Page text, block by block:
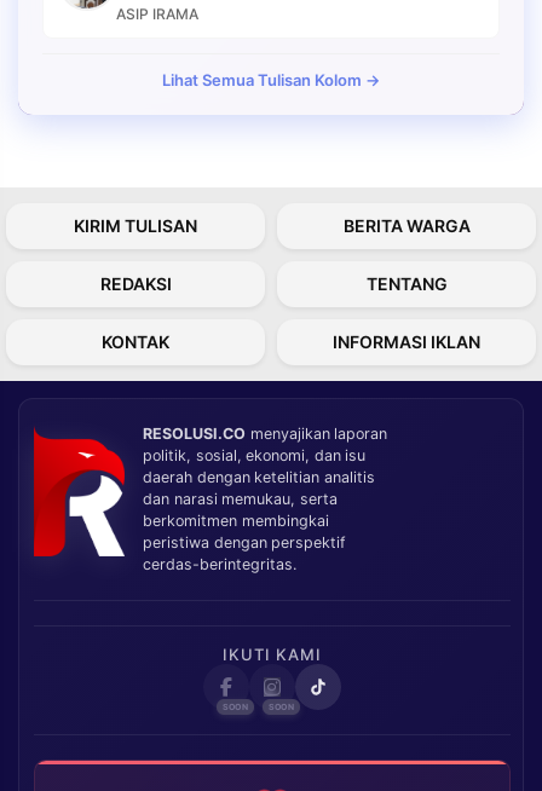
ASIP IRAMA
Lihat Semua Tulisan Kolom →
KIRIM TULISAN BERITA WARGA
REDAKSI TENTANG
KONTAK INFORMASI IKLAN
RESOLUSI.CO menyajikan laporan
politik, sosial, ekonomi, dan isu
daerah dengan ketelitian analitis
dan narasi memukau, serta
berkomitmen membingkai
peristiwa dengan perspektif
cerdas-berintegritas.
IKUTI KAMI